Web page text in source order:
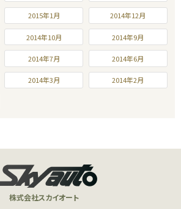
2015年1月 2014年12月
2014年10月 2014年9月
2014年7月 2014年6月
2014年3月 2014年2月
株式会社スカイオート